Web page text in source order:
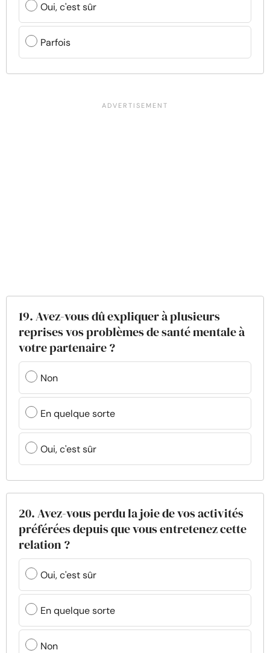
Oui, c'est sûr
Parfois
19. Avez-vous dû expliquer à plusieurs
reprises vos problèmes de santé mentale à
votre partenaire ?
Non
En quelque sorte
Oui, c'est sûr
20. Avez-vous perdu la joie de vos activités
préférées depuis que vous entretenez cette
relation ?
Oui, c'est sûr
En quelque sorte
Non